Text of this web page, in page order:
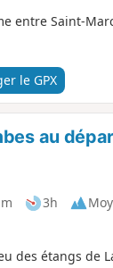
entre Saint-
le GPX
au
3h
des étangs de